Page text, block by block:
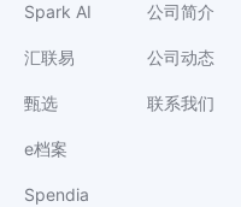
Spark AI
汇联易
甄选
e档案
Spendia
公司简介
公司动态
联系我们